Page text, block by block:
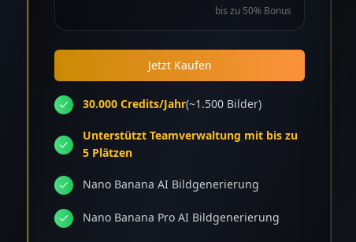
bis zu 50% Bonus
Jetzt Kaufen
30.000 Credits/Jahr(~1.500 Bilder)
Unterstützt Teamverwaltung mit bis zu
5 Plätzen
Nano Banana AI Bildgenerierung
Nano Banana Pro AI Bildgenerierung